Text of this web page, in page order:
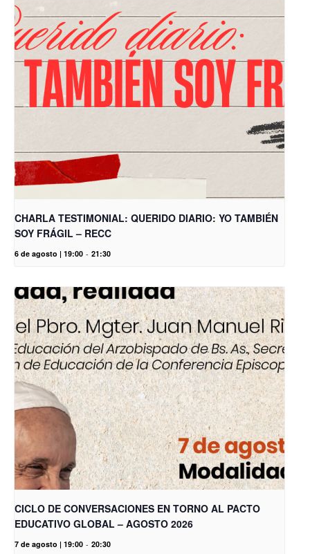
CHARLA TESTIMONIAL: QUERIDO DIARIO: YO TAMBIÉN
SOY FRÁGIL – RECC
6 de agosto | 19:00 - 21:30
CICLO DE CONVERSACIONES EN TORNO AL PACTO
EDUCATIVO GLOBAL – AGOSTO 2026
7 de agosto | 19:00 - 20:30